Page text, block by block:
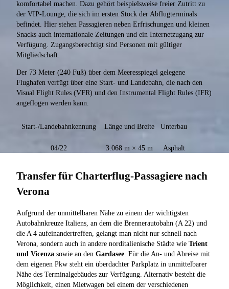
komfortabel machen. Dazu gehört beispielsweise freier Zutritt zu
der VIP-Lounge, die sich im ersten Stock der Abflugterminals
befindet. Hier stehen Passagieren neben Erfrischungen und kleinen
Snacks auch internationale Zeitungen und ein Internetzugang zur
Verfügung. Zugangsberechtigt sind Personen mit gültiger
Mitgliedschaft.
Der 73 Meter (240 Fuß) über dem Meeresspiegel gelegene
Flughafen verfügt über eine Start- und Landebahn, die nach den
Visual Flight Rules (VFR) und den Instrumental Flight Rules (IFR)
angeflogen werden kann.
Start-/Landebahnkennung Länge und Breite Unterbau
04/22 3.068 m × 45 m Asphalt
Transfer für Charterflug-Passagiere nach
Verona
Aufgrund der unmittelbaren Nähe zu einem der wichtigsten
Autobahnkreuze Italiens, an dem die Brennerautobahn (A 22) und
die A 4 aufeinandertreffen, gelangt man nicht nur schnell nach
Verona, sondern auch in andere norditalienische Städte wie Trient
und Vicenza sowie an den Gardasee . Für die An- und Abreise mit
dem eigenen Pkw steht ein überdachter Parkplatz in unmittelbarer
Nähe des Terminalgebäudes zur Verfügung. Alternativ besteht die
Möglichkeit, einen Mietwagen bei einem der verschiedenen